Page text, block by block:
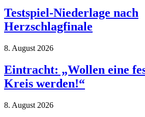
Testspiel-Niederlage nach
Herzschlagfinale
8. August 2026
Eintracht: „Wollen eine
Kreis werden!“
8. August 2026